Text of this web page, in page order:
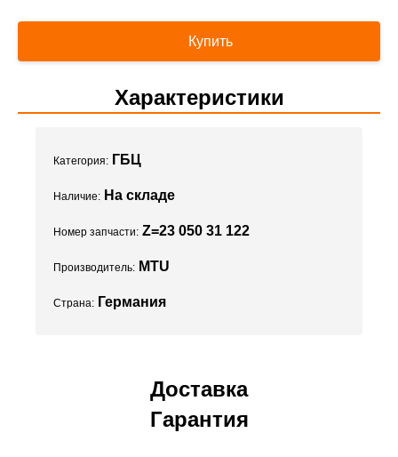
Купить
Характеристики
Категория: ГБЦ
Наличие: На складе
Номер запчасти: Z=23 050 31 122
Производитель: MTU
Страна: Германия
Доставка
Гарантия